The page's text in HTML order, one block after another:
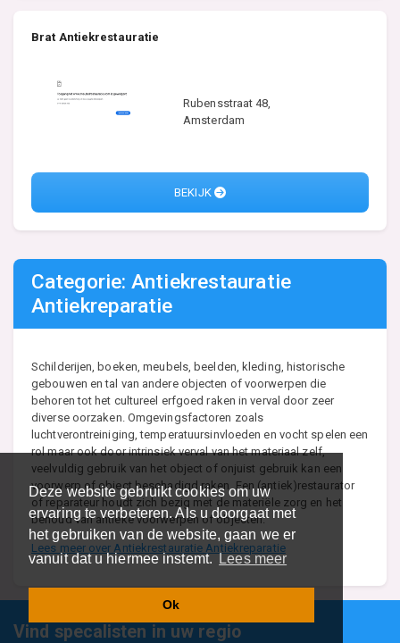
Deze website gebruikt cookies om uw
ervaring te verbeteren. Als u doorgaat met
het gebruiken van de website, gaan we er
vanuit dat u hiermee instemt.Lees meer
Ok
Brat Antiekrestauratie
Rubensstraat 48,
Amsterdam
BEKIJK
Categorie: Antiekrestauratie
Antiekreparatie
Schilderijen, boeken, meubels, beelden, kleding, historische
gebouwen en tal van andere objecten of voorwerpen die
behoren tot het cultureel erfgoed raken in verval door zeer
diverse oorzaken. Omgevingsfactoren zoals
luchtverontreiniging, temperatuursinvloeden en vocht spelen een
rol maar ook door intrinsiek verval van het materiaal zelf,
veelvuldig gebruik van het object of onjuist gebruik kan een
voorwerp of object beschadigd raken. Een (antiek)restaurator
of reparateur houdt zich bezig met de materiële zorg en het
behoud van antieke voorwerpen of objecten.
Lees meer over Antiekrestauratie Antiekreparatie
Vind specalisten in uw regio